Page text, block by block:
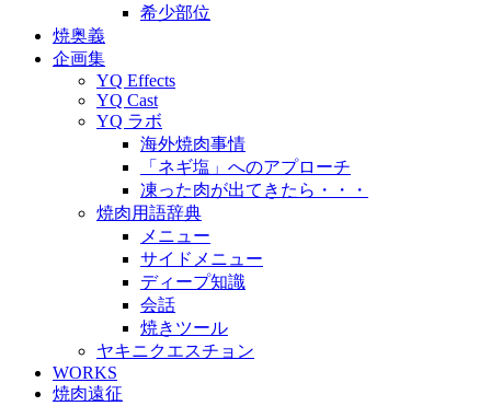
希少部位
焼奥義
企画集
YQ Effects
YQ Cast
YQ ラボ
海外焼肉事情
「ネギ塩」へのアプローチ
凍った肉が出てきたら・・・
焼肉用語辞典
メニュー
サイドメニュー
ディープ知識
会話
焼きツール
ヤキニクエスチョン
WORKS
焼肉遠征